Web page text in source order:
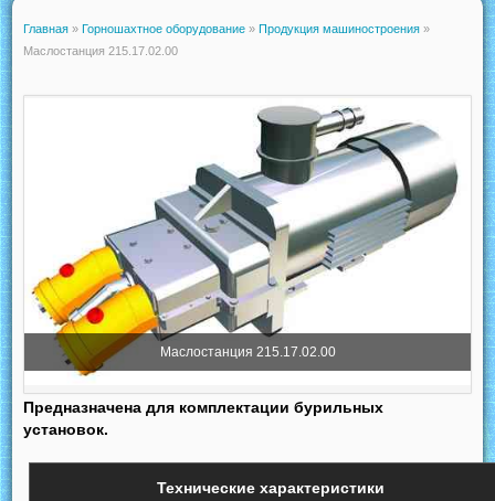
Главная » Горношахтное оборудование » Продукция машиностроения »
Маслостанция 215.17.02.00
Маслостанция 215.17.02.00
Предназначена для комплектации бурильных
установок.
Технические характеристики